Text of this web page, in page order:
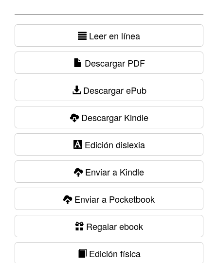
Leer en línea
Descargar PDF
Descargar ePub
Descargar Kindle
Edición dislexia
Enviar a Kindle
Enviar a Pocketbook
Regalar ebook
Edición física